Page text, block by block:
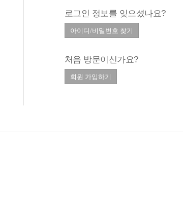
로그인 정보를 잊으셨나요?
처음 방문이신가요?